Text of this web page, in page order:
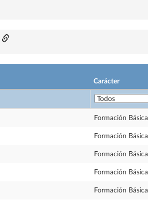
Carácter
Formación Básica
Formación Básica
Formación Básica
Formación Básica
Formación Básica